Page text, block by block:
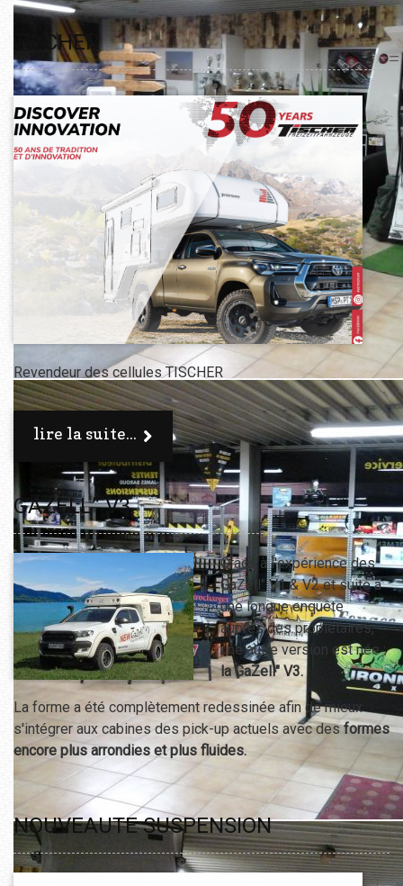
TISCHER
Revendeur des cellules TISCHER
lire la suite...
GAZELL’’ V3
Grâce à l'expérience des
GaZell" V1 & V2 et suite à
une longue enquête
auprès des propiétaires,
une autre version est née :
la GaZell" V3.
La forme a été complètement redessinée afin de mieux
s'intégrer aux cabines des pick-up actuels avec desformes
encore plus arrondies et plus fluides.
NOUVEAUTE SUSPENSION